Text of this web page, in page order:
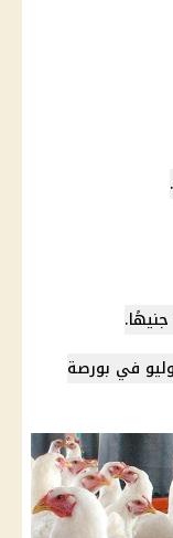
كيلو البانيه اليوم الخميس 17 يوليو في بورصة